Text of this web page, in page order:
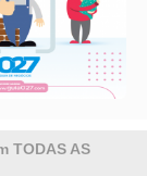
TODAS AS